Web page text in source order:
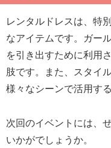
レンタルドレスは、特
なアイテムです。ガー
を引き出すために利用
肢です。また、スタイ
様々なシーンで活用す
次回のイベントには、
いかがでしょうか。